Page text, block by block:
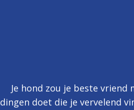
Je hond zou je beste
dingen doet die je vervelend